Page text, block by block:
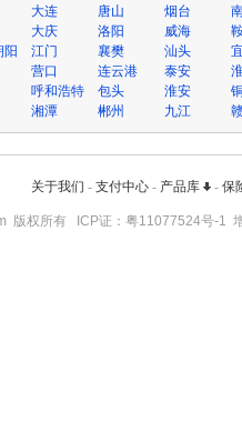
大连 唐山 烟台
大庆 洛阳 威海
阳 江门 襄樊 汕头
营口 连云港 泰安
呼和浩特 包头 淮安
湘潭 郴州 九江
关于我们 - 支付中心- 产品库 - 保
版权所有 ICP证： 粤11077524号-1